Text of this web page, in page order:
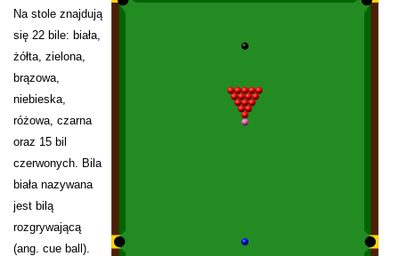
Na stole znajdują
się 22 bile: biała,
żółta, zielona,
brązowa,
niebieska,
różowa, czarna
oraz 15 bil
czerwonych. Bila
biała nazywana
jest bilą
rozgrywającą
(ang. cue ball).